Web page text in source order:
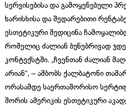
სერვისებისა და გამოყენებული
ხარისხისა და შედარებითი
ესთეტიკური მედიცინა
რომელიც ძალიან ბუნებრივად
კონტექსტში. „ჩვენთან ძალიან
არიან“, – ამბობს ქალბატონი
ორასამდე საერთაშორისო
შორის ამერიკის ესთეტიკური